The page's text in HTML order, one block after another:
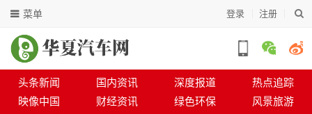
登录 注册
菜单
头条新闻 国内资讯 深度报道
热点追踪
映像中国
财经资讯 绿色环保
风景旅游